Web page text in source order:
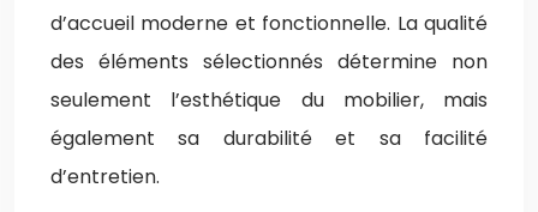
d’accueil moderne et fonctionnelle. La qualité
des éléments sélectionnés détermine non
seulement l’esthétique du mobilier, mais
également sa durabilité et sa facilité
d’entretien.